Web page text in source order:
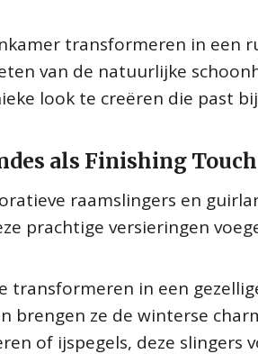
transformeren in een
van de natuurlijke
look te creëren die past
als Finishing Touch
raamslingers en
prachtige versieringen
in een
brengen ze de winterse
of ijspegels, deze slingers